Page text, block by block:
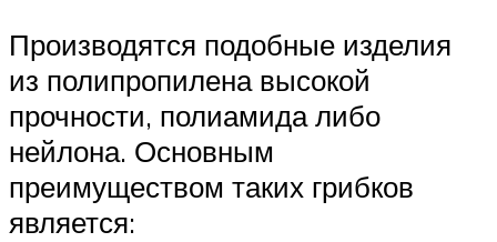
Производятся подобные изделия
из полипропилена высокой
прочности, полиамида либо
нейлона. Основным
преимуществом таких грибков
является: